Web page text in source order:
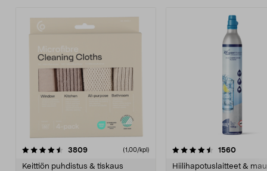
3809arvostelut (1,00/kpl)
Keittiön puhdistus & tiskaus
4.5viidestä
1560
Hiilihapotuslaitteet &
4.5viidestä